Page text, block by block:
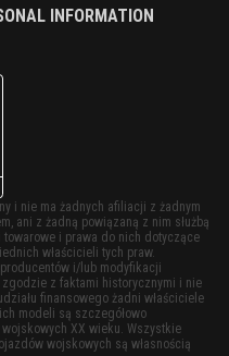
INFORMATION
i nie ma żadnych afiliacji z żadnym
ani z żadną powiązaną z nim służbą
i prawa do nich dotyczące
właścicieli tych praw.
i/lub modyfikacji
z faktami historycznymi i nie
finansowego żadni właściciele
modeli są szczegółowo
XX wieku. Wszystkie
wojskowych są własnością